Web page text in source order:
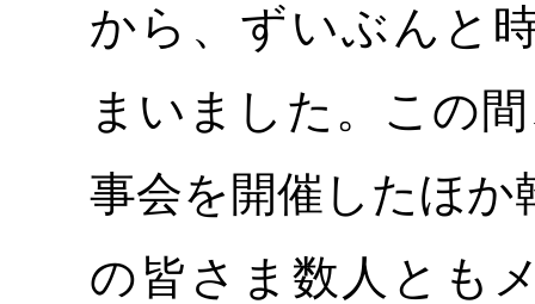
から、ずいぶんと
まいました。この
事会を開催したほか
の皆さま数人とも